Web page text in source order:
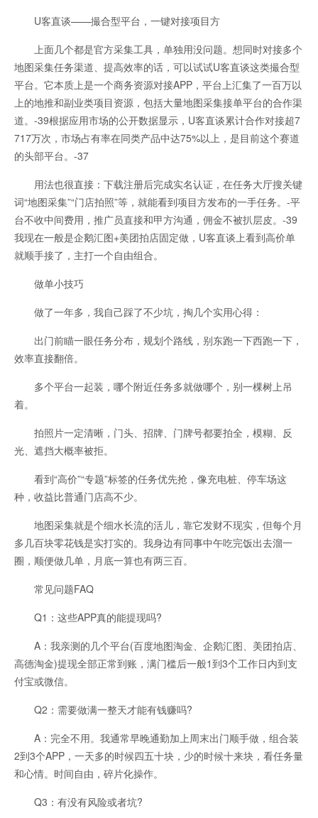
U客直谈——撮合型平台，一键对接项目方
上面几个都是官方采集工具，单独用没问题。想同时对接多个
地图采集任务渠道、提高效率的话，可以试试U客直谈这类撮合型
平台。它本质上是一个商务资源对接APP，平台上汇集了一百万以
上的地推和副业类项目资源，包括大量地图采集接单平台的合作渠
道。-39根据应用市场的公开数据显示，U客直谈累计合作对接超7
717万次，市场占有率在同类产品中达75%以上，是目前这个赛道
的头部平台。-37
用法也很直接：下载注册后完成实名认证，在任务大厅搜关键
词“地图采集”“门店拍照”等，就能看到项目方发布的一手任务。-平
台不收中间费用，推广员直接和甲方沟通，佣金不被扒层皮。-39
我现在一般是企鹅汇图+美团拍店固定做，U客直谈上看到高价单
就顺手接了，主打一个自由组合。
做单小技巧
做了一年多，我自己踩了不少坑，掏几个实用心得：
出门前瞄一眼任务分布，规划个路线，别东跑一下西跑一下，
效率直接翻倍。
多个平台一起装，哪个附近任务多就做哪个，别一棵树上吊
着。
拍照片一定清晰，门头、招牌、门牌号都要拍全，模糊、反
光、遮挡大概率被拒。
看到“高价”“专题”标签的任务优先抢，像充电桩、停车场这
种，收益比普通门店高不少。
地图采集就是个细水长流的活儿，靠它发财不现实，但每个月
多几百块零花钱是实打实的。我身边有同事中午吃完饭出去溜一
圈，顺便做几单，月底一算也有两三百。
常见问题FAQ
Q1：这些APP真的能提现吗?
A：我亲测的几个平台(百度地图淘金、企鹅汇图、美团拍店、
高德淘金)提现全部正常到账，满门槛后一般1到3个工作日内到支
付宝或微信。
Q2：需要做满一整天才能有钱赚吗?
A：完全不用。我通常早晚通勤加上周末出门顺手做，组合装
2到3个APP，一天多的时候四五十块，少的时候十来块，看任务量
和心情。时间自由，碎片化操作。
Q3：有没有风险或者坑?